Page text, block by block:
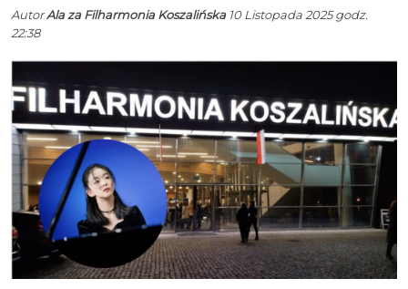
AutorAla za Filharmonia Koszalińska10 Listopada 2025 godz.
22:38